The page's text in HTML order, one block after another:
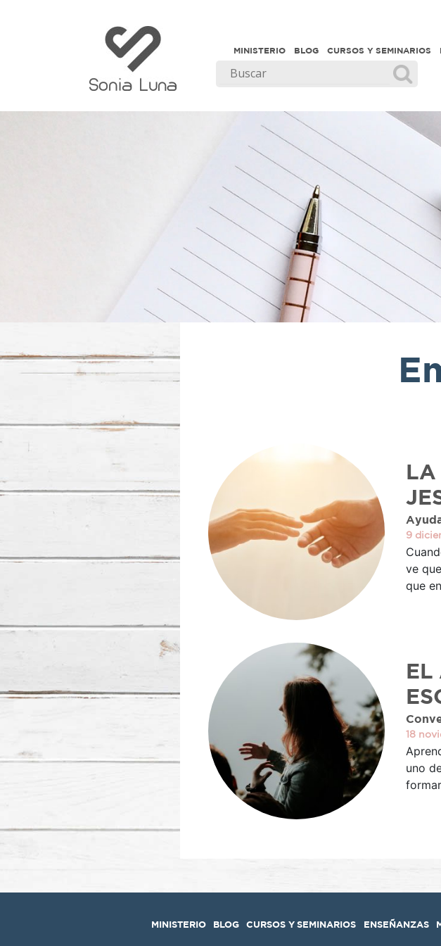
MINISTERIO BLOG CURSOS Y SEMINARIOS
9
ve
que
18
uno
MINISTERIO BLOG CURSOS Y SEMINARIOS ENSEÑANZAS